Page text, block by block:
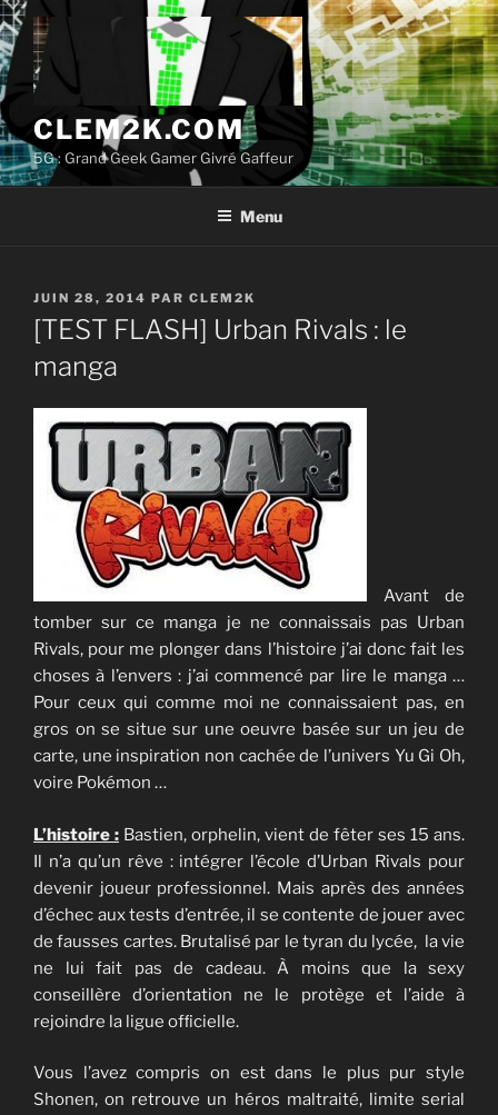
Aller
au
contenu
principal
CLEM2K.COM
5G : Grand Geek Gamer Givré Gaffeur
Menu
PUBLIÉ
LE
JUIN 28, 2014 PAR CLEM2K
[TEST FLASH] Urban Rivals : le
manga
Avant de
tomber sur ce manga je ne connaissais pas Urban
Rivals, pour me plonger dans l’histoire j’ai donc fait les
choses à l’envers : j’ai commencé par lire le manga …
Pour ceux qui comme moi ne connaissaient pas, en
gros on se situe sur une oeuvre basée sur un jeu de
carte, une inspiration non cachée de l’univers Yu Gi Oh,
voire Pokémon …
L’histoire : Bastien, orphelin, vient de fêter ses 15 ans.
Il n’a qu’un rêve : intégrer l’école d’Urban Rivals pour
devenir joueur professionnel. Mais après des années
d’échec aux tests d’entrée, il se contente de jouer avec
de fausses cartes. Brutalisé par le tyran du lycée, la vie
ne lui fait pas de cadeau. À moins que la sexy
conseillère d’orientation ne le protège et l’aide à
rejoindre la ligue ofﬁcielle.
Vous l’avez compris on est dans le plus pur style
Shonen, on retrouve un héros maltraité, limite serial